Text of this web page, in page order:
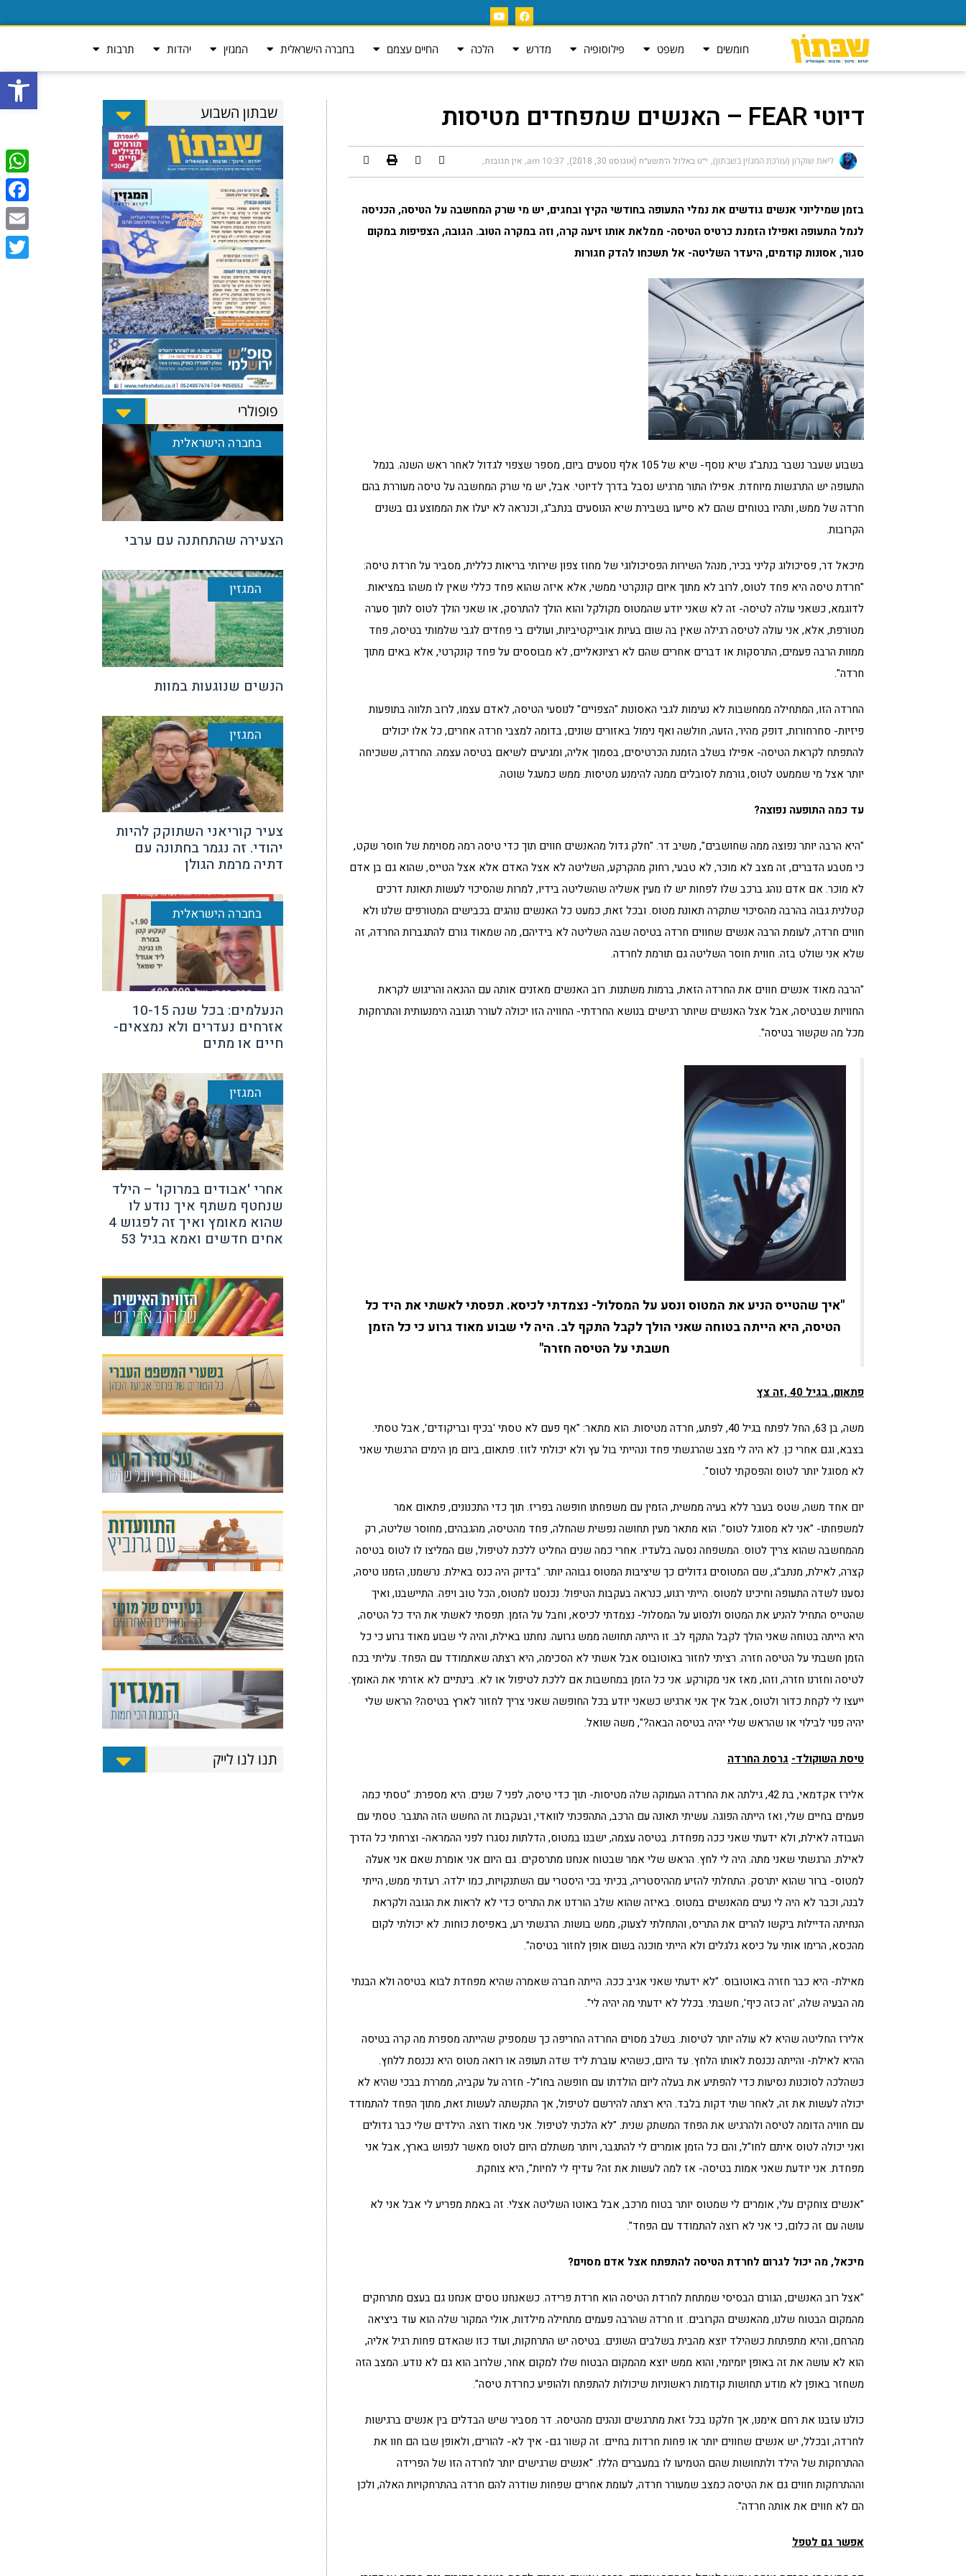
פתח
חומשים משפט פילוסופיה מדרש הלכה החיים עצמם בחברה הישראלית המגזין יהדות תרבות
דיוטי FEAR – האנשים שמפחדים מטיסות
ליאת שוקרון (עורכת המגזין בשבתון) י״ט באלול ה׳תשע״ח (אוגוסט 30, 2018) 10:37 am אין תגובות
בזמן שמיליוני אנשים גודשים את נמלי התעופה בחודשי הקיץ ובחגים, יש מי שרק המחשבה על הטיסה, הכניסה
לנמל התעופה ואפילו הזמנת כרטיס הטיסה- ממלאת אותו זיעה קרה, וזה במקרה הטוב. הגובה, הצפיפות במקום
סגור,אסונות קודמים, היעדר השליטה- אל תשכחו להדק חגורות
בשבוע שעבר נשבר בנתב"ג שיא נוסף- שיא של 105 אלף נוסעים ביום, מספר שצפוי לגדול לאחר ראש השנה. בנמל
התעופה יש התרגשות מיוחדת. אפילו התור מרגיש נסבל בדרך לדיוטי. אבל, יש מי שרק המחשבה על טיסה מעוררת בהם
חרדה של ממש, ותהיו בטוחים שהם לא סייעו בשבירת שיא הנוסעים בנתב"ג, וכנראה לא יעלו את הממוצע גם בשנים
הקרובות.
מיכאל דר, פסיכולוג קליני בכיר, מנהל השירות הפסיכולוגי של מחוז צפון שירותי בריאות כללית, מסביר על חרדת טיסה:
"חרדת טיסה היא פחד לטוס, לרוב לא מתוך איום קונקרטי ממשי, אלא איזה שהוא פחד כללי שאין לו משהו במציאות.
לדוגמא, כשאני עולה לטיסה- זה לא שאני יודע שהמטוס מקולקל והוא הולך להתרסק, או שאני הולך לטוס לתוך סערה
מטורפת, אלא, אני עולה לטיסה רגילה שאין בה שום בעיות אובייקטיביות, ועולים בי פחדים לגבי שלמותי בטיסה, פחד
ממוות הרבה פעמים, התרסקות או דברים אחרים שהם לא רציונאליים, לא מבוססים על פחד קונקרטי, אלא באים מתוך
חרדה".
החרדה הזו, המתחילה ממחשבות לא נעימות לגבי האסונות "הצפויים" לנוסעי הטיסה, לאדם עצמו, לרוב תלווה בתופעות
פיזיות- סחרחורות, דופק מהיר, הזעה, חולשה ואף נימול באזורים שונים, בדומה למצבי חרדה אחרים, כל אלו יכולים
להתפתח לקראת הטיסה- אפילו בשלב הזמנת הכרטיסים, בסמוך אליה, ומגיעים לשיאם בטיסה עצמה. החרדה, ששכיחה
יותר אצל מי שממעט לטוס, גורמת לסובלים ממנה להימנע מטיסות. ממש כמעגל שוטה.
עד כמה התופעה נפוצה?
"היא הרבה יותר נפוצה ממה שחושבים", משיב דר. "חלק גדול מהאנשים חווים תוך כדי טיסה רמה מסוימת של חוסר שקט,
כי מטבע הדברים, זה מצב לא מוכר, לא טבעי, רחוק מהקרקע, השליטה לא אצל האדם אלא אצל הטייס, שהוא גם בן אדם
לא מוכר. אם אדם נוהג ברכב שלו לפחות יש לו מעין אשליה שהשליטה בידיו, למרות שהסיכוי לעשות תאונת דרכים
קטלנית גבוה בהרבה מהסיכוי שתקרה תאונת מטוס. ובכל זאת, כמעט כל האנשים נוהגים בכבישים המטורפים שלנו ולא
חווים חרדה, לעומת הרבה אנשים שחווים חרדה בטיסה שבה השליטה לא בידיהם, מה שמאוד גורם להתגברות החרדה, זה
שלא אני שולט בזה. חווית חוסר השליטה גם תורמת לחרדה.
"הרבה מאוד אנשים חווים את החרדה הזאת, ברמות משתנות. רוב האנשים מאזנים אותה עם ההנאה והריגוש לקראת
החוויות שבטיסה, אבל אצל האנשים שיותר רגישים בנושא החרדתי- החוויה הזו יכולה לעורר תגובה הימנעותית והתרחקות
מכל מה שקשור בטיסה".
"איך שהטייס הניע את המטוס ונסע על המסלול- נצמדתי לכיסא. תפסתי לאשתי את היד כל
הטיסה, היא הייתה בטוחה שאני הולך לקבל התקף לב. היה לי שבוע מאוד גרוע כי כל הזמן
חשבתי על הטיסה חזרה"
פתאום, בגיל 40 ,זה צץ
משה, בן 63, החל לפתח בגיל 40, לפתע, חרדה מטיסות. הוא מתאר: "אף פעם לא טסתי 'בכיף ובריקודים', אבל טסתי.
בצבא, וגם אחרי כן. לא היה לי מצב שהרגשתי פחד ונהייתי בול עץ ולא יכולתי לזוז. פתאום, ביום מן הימים הרגשתי שאני
לא מסוגל יותר לטוס והפסקתי לטוס".
יום אחד משה, שטס בעבר ללא בעיה ממשית, הזמין עם משפחתו חופשה בפריז. תוך כדי התכנונים, פתאום אמר
למשפחתו- "אני לא מסוגל לטוס". הוא מתאר מעין תחושה נפשית שהחלה, פחד מהטיסה, מהגבהים, מחוסר שליטה, רק
מהמחשבה שהוא צריך לטוס. המשפחה נסעה בלעדיו. אחרי כמה שנים החליט ללכת לטיפול, שם המליצו לו לטוס בטיסה
קצרה, לאילת, מנתב"ג, שם המטוסים גדולים כך שיציבות המטוס גבוהה יותר. "בדיוק היה כנס באילת. נרשמנו, הזמנו טיסה,
נסענו לשדה התעופה וחיכינו למטוס. הייתי רגוע, כנראה בעקבות הטיפול. נכנסנו למטוס, הכל טוב ויפה. התיישבנו, ואיך
שהטייס התחיל להניע את המטוס ולנסוע על המסלול- נצמדתי לכיסא, וחבל על הזמן. תפסתי לאשתי את היד כל הטיסה,
היא הייתה בטוחה שאני הולך לקבל התקף לב. זו הייתה תחושה ממש גרועה. נחתנו באילת, והיה לי שבוע מאוד גרוע כי כל
הזמן חשבתי על הטיסה חזרה. רציתי לחזור באוטובוס אבל אשתי לא הסכימה, היא רצתה שאתמודד עם הפחד. עליתי בכח
לטיסה וחזרנו חזרה, וזהו, מאז אני מקורקע. אני כל הזמן במחשבות אם ללכת לטיפול או לא. בינתיים לא אזרתי את האומץ.
ייעצו לי לקחת כדור ולטוס, אבל איך אני ארגיש כשאני יודע בכל החופשה שאני צריך לחזור לארץ בטיסה? הראש שלי
יהיה פנוי לבילוי או שהראש שלי יהיה בטיסה הבאה?", משה שואל.
טיסת השוקולד- גרסת החרדה
אלירז אקדמאי, בת 42, גילתה את החרדה העמוקה שלה מטיסות- תוך כדי טיסה, לפני 7 שנים. היא מספרת: "טסתי כמה
פעמים בחיים שלי, ואז הייתה הפוגה. עשיתי תאונה עם הרכב, התהפכתי לוואדי, ובעקבות זה החשש הזה התגבר. טסתי עם
העבודה לאילת, ולא ידעתי שאני ככה מפחדת. בטיסה עצמה, ישבנו במטוס, הדלתות נסגרו לפני ההמראה- וצרחתי כל הדרך
לאילת. הרגשתי שאני מתה. היה לי לחץ. הראש שלי אמר שבטוח אנחנו מתרסקים. גם היום אני אומרת שאם אני אעלה
למטוס- ברור שהוא יתרסק. התחלתי להזיע מההיסטריה, בכיתי בכי היסטרי עם השתנקויות, כמו ילדה. רעדתי ממש, הייתי
לבנה, וכבר לא היה לי נעים מהאנשים במטוס. באיזה שהוא שלב הורדנו את התריס כדי לא לראות את הגובה ולקראת
הנחיתה הדיילות ביקשו להרים את התריס, והתחלתי לצעוק, ממש בושות. הרגשתי רע, באפיסת כוחות. לא יכולתי לקום
מהכסא, הרימו אותי על כיסא גלגלים ולא הייתי מוכנה בשום אופן לחזור בטיסה".
מאילת- היא כבר חזרה באוטובוס. "לא ידעתי שאני אגיב ככה. הייתה חברה שאמרה שהיא מפחדת לבוא בטיסה ולא הבנתי
מה הבעיה שלה, 'זה כזה כיף', חשבתי. בכלל לא ידעתי מה יהיה לי".
אלירז החליטה שהיא לא עולה יותר לטיסות. בשלב מסוים החרדה החריפה כך שמספיק שהייתה מספרת מה קרה בטיסה
ההיא לאילת- והייתה נכנסת לאותו הלחץ. עד היום, כשהיא עוברת ליד שדה תעופה או רואה מטוס היא נכנסת ללחץ.
כשהלכה לסוכנות נסיעות כדי להפתיע את בעלה ליום הולדתו עם חופשה בחו"ל- חזרה על עקביה, ממררת בבכי שהיא לא
יכולה לעשות את זה, לאחר שתי דקות בלבד. היא רצתה להירשם לטיפול, אך התקשתה לעשות זאת, מתוך הפחד להתמודד
עם חוויה הדומה לטיסה ולהרגיש את הפחד המשתק שנית. "לא הלכתי לטיפול. אני מאוד רוצה. הילדים שלי כבר גדולים
ואני יכולה לטוס איתם לחו"ל, והם כל הזמן אומרים לי להתגבר, ויותר משתלם היום לטוס מאשר לנפוש בארץ, אבל אני
מפחדת. אני יודעת שאני אמות בטיסה- אז למה לעשות את זה? עדיף לי לחיות", היא צוחקת.
"אנשים צוחקים עלי, אומרים לי שמטוס יותר בטוח מרכב, אבל באוטו השליטה אצלי. זה באמת מפריע לי אבל אני לא
עושה עם זה כלום, כי אני לא רוצה להתמודד עם הפחד".
מיכאל, מה יכול לגרום לחרדת הטיסה להתפתח אצל אדם מסוים?
"אצל רוב האנשים, הגורם הבסיסי שמתחת לחרדת הטיסה הוא חרדת פרידה. כשאנחנו טסים אנחנו גם בעצם מתרחקים
מהמקום הבטוח שלנו, מהאנשים הקרובים. זו חרדה שהרבה פעמים מתחילה מילדות, אולי המקור שלה הוא עוד ביציאה
מהרחם, והיא מתפתחת כשהילד יוצא מהבית בשלבים השונים. בטיסה יש התרחקות, ועוד כזו שהאדם פחות רגיל אליה,
הוא לא עושה את זה באופן יומיומי, והוא ממש יוצא מהמקום הבטוח שלו למקום אחר, שלרוב הוא גם לא נודע. המצב הזה
משחזר באופן לא מודע תחושות קודמות ראשוניות שיכולות להתפתח ולהופיע כחרדת טיסה".
כולנו עזבנו את רחם אימנו, אך חלקנו בכל זאת מתרגשים ונהנים מהטיסה. דר מסביר שיש הבדלים בין אנשים ברגישות
לחרדה, ובכלל, יש אנשים שחווים יותר או פחות חרדות בחיים. זה קשור גם- איך לא- להורים, ולאופן שבו הם חוו את
ההתרחקות של הילד ולתחושות שהם הטמיעו לו במעברים הללו. "אנשים שרגישים יותר לחרדה הזו של הפרידה
וההתרחקות חווים גם את הטיסה כמצב שמעורר חרדה, לעומת אחרים שפחות שודרה להם חרדה בהתרחקויות האלה, ולכן
הם לא חווים את אותה חרדה".
אפשר גם לטפל
שבתון השבוע
פופולרי
בחברה הישראלית
הצעירה שהתחתנה עם ערבי
המגזין
הנשים שנוגעות במוות
המגזין
צעיר קוריאני השתוקק להיות
יהודי. זה נגמר בחתונה עם
דתיה מרמת הגולן
בחברה הישראלית
הנעלמים: בכל שנה 10-15
אזרחים נעדרים ולא נמצאים-
חיים או מתים
המגזין
אחרי 'אבודים במרוקו' – הילד
שנחטף משתף איך נודע לו
שהוא מאומץ ואיך זה לפגוש 4
אחים חדשים ואמא בגיל 53
תנו לנו לייק
Email